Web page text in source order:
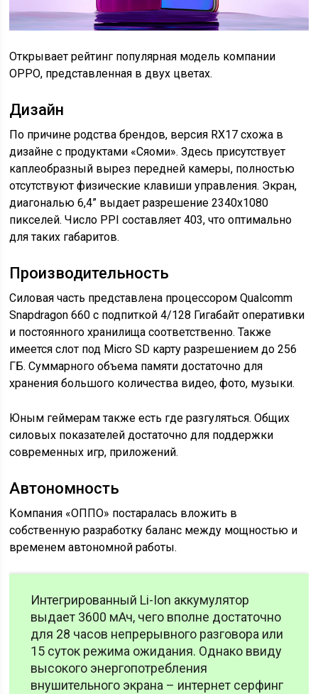
Открывает рейтинг популярная модель компании
ОРРО, представленная в двух цветах.
Дизайн
По причине родства брендов, версия RX17 схожа в
дизайне с продуктами «Сяоми». Здесь присутствует
каплеобразный вырез передней камеры, полностью
отсутствуют физические клавиши управления. Экран,
диагональю 6,4” выдает разрешение 2340х1080
пикселей. Число PPI составляет 403, что оптимально
для таких габаритов.
Производительность
Силовая часть представлена процессором Qualcomm
Snapdragon 660 с подпиткой 4/128 Гигабайт оперативки
и постоянного хранилища соответственно. Также
имеется слот под Micro SD карту разрешением до 256
ГБ. Суммарного объема памяти достаточно для
хранения большого количества видео, фото, музыки.
Юным геймерам также есть где разгуляться. Общих
силовых показателей достаточно для поддержки
современных игр, приложений.
Автономность
Компания «ОППО» постаралась вложить в
собственную разработку баланс между мощностью и
временем автономной работы.
Интегрированный Li-Ion аккумулятор
выдает 3600 мАч, чего вполне достаточно
для 28 часов непрерывного разговора или
15 суток режима ожидания. Однако ввиду
высокого энергопотребления
внушительного экрана – интернет серфинг